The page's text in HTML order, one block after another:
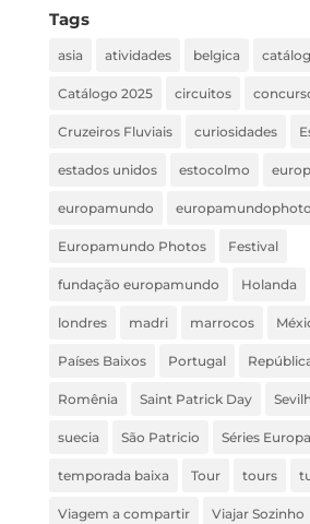
Tags
asia atividades belgica
Catálogo 2025 circuitos
Cruzeiros Fluviais curiosidades
estados unidos estocolmo
europamundo
Europamundo Photos Festival
fundação europamundo Holanda
londres madri marrocos
Países Baixos Portugal
Romênia Saint Patrick Day
suecia São Patricio Séries
temporada baixa Tour tours
Viagem a compartir Viajar Sozinho